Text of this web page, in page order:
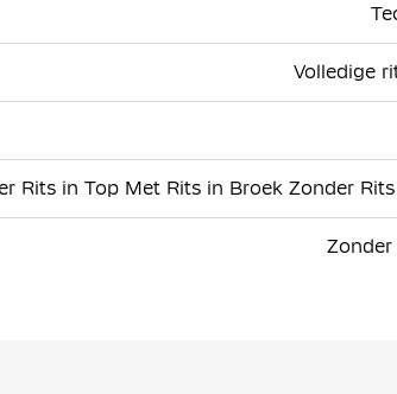
Volledige
Rits in Top Met Rits in Broek Zonder